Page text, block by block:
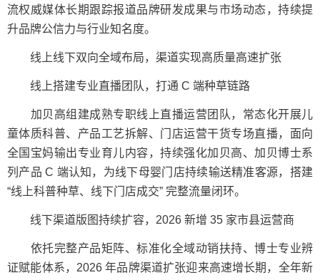
流权威媒体长期跟踪报道品牌研发成果与市场动态，持续提
升品牌公信力与行业知名度。
线上线下双向全域布局，渠道实现高质量高速扩张
线上搭建专业直播团队，打通 C 端种草链路
加贝高组建成熟专职线上直播运营团队，常态化开展儿
童体质科普、产品工艺拆解、门店运营干货专场直播，面向
全国宝妈输出专业育儿内容，持续强化加贝高、加贝博士系
列产品 C 端认知，为线下母婴门店持续输送精准客源，搭建
“线上科普种草、线下门店成交” 完整流量闭环。
线下渠道版图持续扩容，2026 新增 35 家市县运营商
依托完整产品矩阵、标准化全域动销扶持、博士专业辨
证赋能体系，2026 年品牌渠道扩张迎来高速增长期，全年新